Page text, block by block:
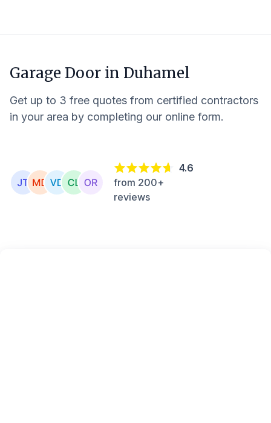
Garage Door in Duhamel
Get up to 3 free quotes from certified contractors
in your area by completing our online form.
4.6
from 200+
reviews